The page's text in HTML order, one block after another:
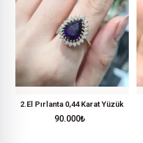
2.El Pırlanta 0,44 Karat Yüzük
90.000₺